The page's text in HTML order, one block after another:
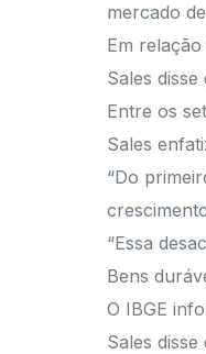
mercado
Em
Sales
Entre os
Sales
“Do
“Essa
Bens
O IBGE
Sales